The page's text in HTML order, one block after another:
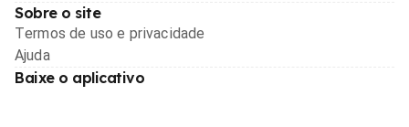
Sobre o site
Termos de uso e privacidade
Ajuda
Baixe o aplicativo